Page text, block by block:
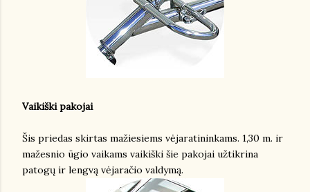
Vaikiški pakojai
Šis priedas skirtas mažiesiems vėjaratininkams. 1,30 m. ir
mažesnio ūgio vaikams vaikiški šie pakojai užtikrina
patogų ir lengvą vėjaračio valdymą.